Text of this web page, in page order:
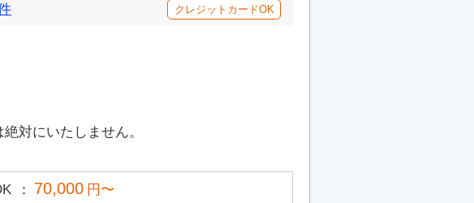
クレジットカードOK
対にいたしません。
70,000 円〜